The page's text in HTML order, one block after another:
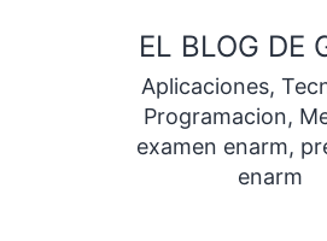
contenido
EL BLOG DE
Aplicaciones,
Programacion,
examen enarm,
enarm